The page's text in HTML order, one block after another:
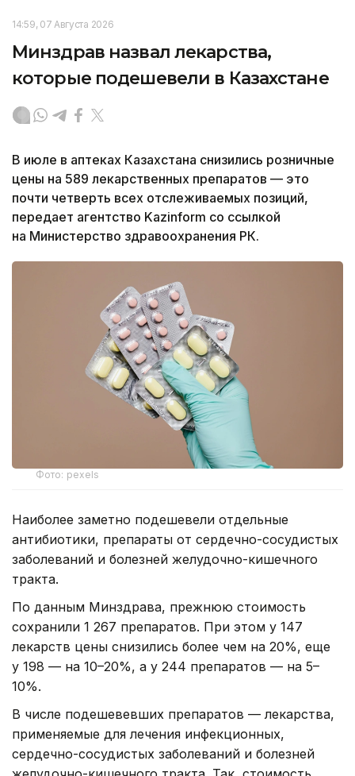
14:59, 07 Августа 2026
Минздрав назвал лекарства,
которые подешевели в Казахстане
В июле в аптеках Казахстана снизились розничные
цены на 589 лекарственных препаратов — это
почти четверть всех отслеживаемых позиций,
передает агентство Kazinform со ссылкой
на Министерство здравоохранения РК.
Фото: pexels
Наиболее заметно подешевели отдельные
антибиотики, препараты от сердечно-сосудистых
заболеваний и болезней желудочно-кишечного
тракта.
По данным Минздрава, прежнюю стоимость
сохранили 1 267 препаратов. При этом у 147
лекарств цены снизились более чем на 20%, еще
у 198 — на 10–20%, а у 244 препаратов — на 5–
10%.
В числе подешевевших препаратов — лекарства,
применяемые для лечения инфекционных,
сердечно-сосудистых заболеваний и болезней